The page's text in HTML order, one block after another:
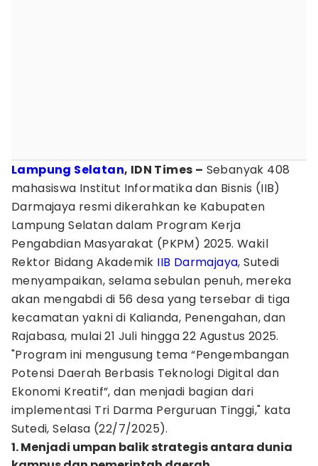
Lampung Selatan, IDN Times – Sebanyak 408
mahasiswa Institut Informatika dan Bisnis (IIB)
Darmajaya resmi dikerahkan ke Kabupaten
Lampung Selatan dalam Program Kerja
Pengabdian Masyarakat (PKPM) 2025. Wakil
Rektor Bidang Akademik IIB Darmajaya, Sutedi
menyampaikan, selama sebulan penuh, mereka
akan mengabdi di 56 desa yang tersebar di tiga
kecamatan yakni di Kalianda, Penengahan, dan
Rajabasa, mulai 21 Juli hingga 22 Agustus 2025.
"Program ini mengusung tema “Pengembangan
Potensi Daerah Berbasis Teknologi Digital dan
Ekonomi Kreatif”, dan menjadi bagian dari
implementasi Tri Darma Perguruan Tinggi," kata
Sutedi, Selasa (22/7/2025).
1. Menjadi umpan balik strategis antara dunia